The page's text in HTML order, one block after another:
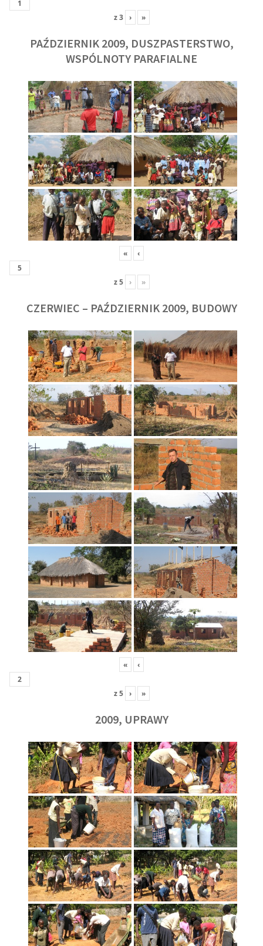
z3 › »
PAŹDZIERNIK 2009, DUSZPASTERSTWO,
WSPÓLNOTY PARAFIALNE
« ‹
z5 › »
CZERWIEC – PAŹDZIERNIK 2009, BUDOWY
« ‹
z5 › »
2009, UPRAWY